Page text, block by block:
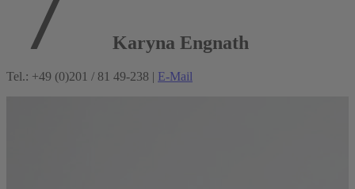
Karyna Engnath
Tel.: +49 (0)201 / 81 49-238 | E-Mail